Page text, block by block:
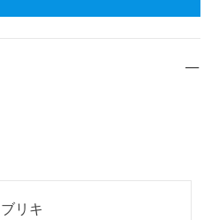
ブリキ